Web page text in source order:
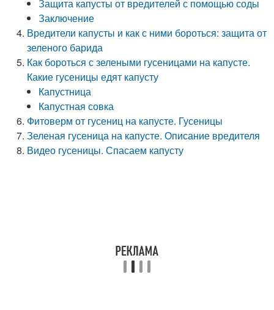
Защита капусты от вредителей с помощью соды
Заключение
Вредители капусты и как с ними бороться: защита от
зеленого барида
Как бороться с зелеными гусеницами на капусте.
Какие гусеницы едят капусту
Капустница
Капустная совка
Фитоверм от гусениц на капусте. Гусеницы
Зеленая гусеница на капусте. Описание вредителя
Видео гусеницы. Спасаем капусту